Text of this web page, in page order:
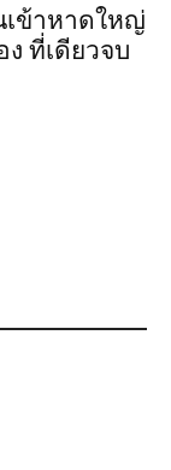
เข้าหาดใหญ่
ที่เดียวจบ